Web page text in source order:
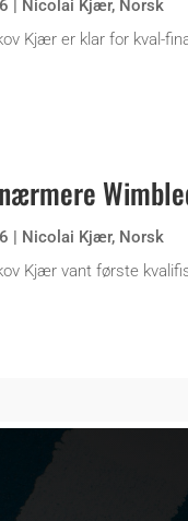
Nicolai Kjær, Norsk
Kjær er klar for kval-
| Nicolai Kjær, Norsk
Kjær vant første